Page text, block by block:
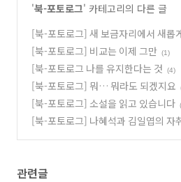
'북-포토로그' 카테고리의 다른 글
[북-포토로그] 새 보금자리에서 새롭
습니다!
(0)
[북-포토로그] 비교는 이제 그만 (1)
[북-포토로그 나를 유지한다는 것 (4)
[북-포토로그] 뭐… 뭐라도 되겠지요
[북-포토로그] 소설을 읽고 있습니다
[북-포토로그] 나혜석과 김일엽의 자
관련글